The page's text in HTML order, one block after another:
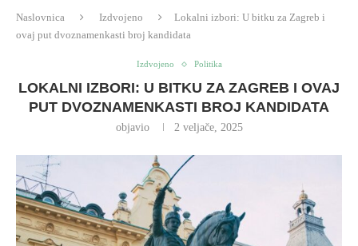
Naslovnica Izdvojeno
Lokalni izbori: U bitku za Zagreb i
ovaj put dvoznamenkasti broj kandidata
Izdvojeno Politika
LOKALNI IZBORI: U BITKU ZA ZAGREB I OVAJ
PUT DVOZNAMENKASTI BROJ KANDIDATA
objavio 2 veljače, 2025